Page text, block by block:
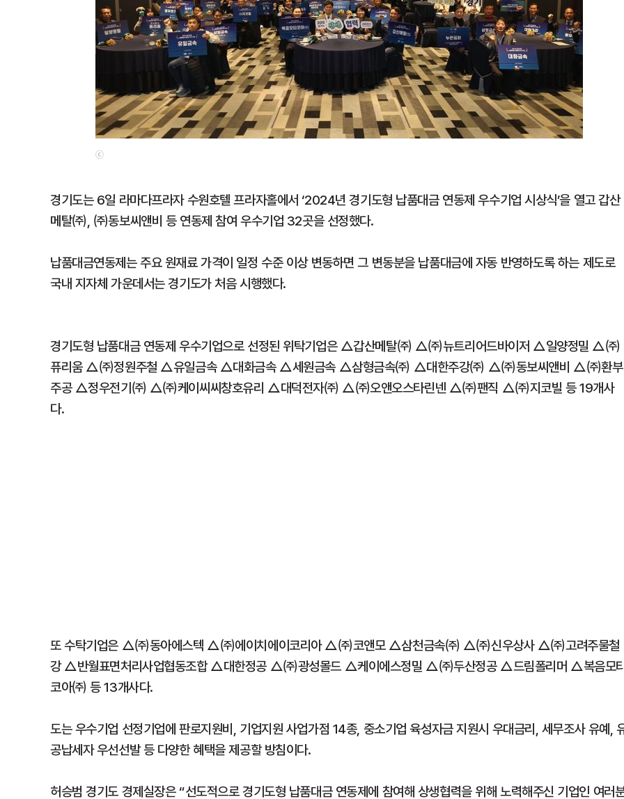
ⓒ
경기도는 6일 라마다프라자 수원호텔 프라자홀에서 ‘2024년 경기도형 납품대금 연동제 우수기업 시상식’을 열고 갑산
메탈㈜, ㈜동보씨앤비 등 연동제 참여 우수기업 32곳을 선정했다.
납품대금연동제는 주요 원재료 가격이 일정 수준 이상 변동하면 그 변동분을 납품대금에 자동 반영하도록 하는 제도로
국내 지자체 가운데서는 경기도가 처음 시행했다.
경기도형 납품대금 연동제 우수기업으로 선정된 위탁기업은 △갑산메탈㈜ △㈜뉴트리어드바이저 △일양정밀 △㈜
퓨리움 △㈜정원주철 △유일금속 △대화금속 △세원금속 △삼형금속㈜ △대한주강㈜ △㈜동보씨앤비 △㈜환부
주공 △정우전기㈜ △㈜케이씨씨창호유리 △대덕전자㈜ △㈜오앤오스타린넨 △㈜팬직 △㈜지코빌 등 19개사
다.
또 수탁기업은 △㈜동아에스텍 △㈜에이치에이코리아 △㈜코앤모 △삼천금속㈜ △㈜신우상사 △㈜고려주물철
강 △반월표면처리사업협동조합 △대한정공 △㈜광성몰드 △케이에스정밀 △㈜두산정공 △드림폴리머 △복음모
코아㈜ 등 13개사다.
도는 우수기업 선정기업에 판로지원비, 기업지원 사업가점 14종, 중소기업 육성자금 지원시 우대금리, 세무조사 유예,
공납세자 우선선발 등 다양한 혜택을 제공할 방침이다.
허승범 경기도 경제실장은 “선도적으로 경기도형 납품대금 연동제에 참여해 상생협력을 위해 노력해주신 기업인 여러